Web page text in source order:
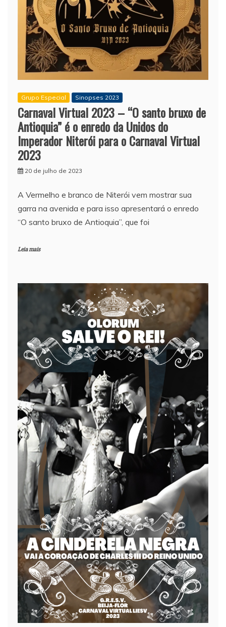
Grupo Especial Sinopses 2023
Carnaval Virtual 2023 – “O santo bruxo de
Antioquia” é o enredo da Unidos do
Imperador Niterói para o Carnaval Virtual
2023
20 de julho de 2023
A Vermelho e branco de Niterói vem mostrar sua
garra na avenida e para isso apresentará o enredo
“O santo bruxo de Antioquia”, que foi
Leia mais